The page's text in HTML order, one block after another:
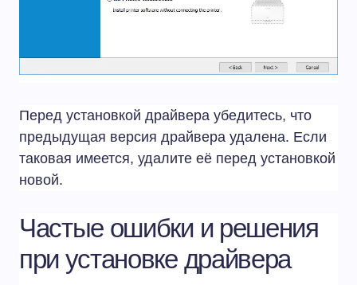
Перед установкой драйвера убедитесь, что
предыдущая версия драйвера удалена. Если
таковая имеется, удалите её перед установкой
новой.
Частые ошибки и решения
при установке драйвера